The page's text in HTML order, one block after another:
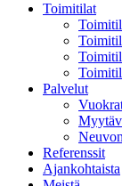
Toimitilat
Palvelut
Referenssit
Ajankohtaista